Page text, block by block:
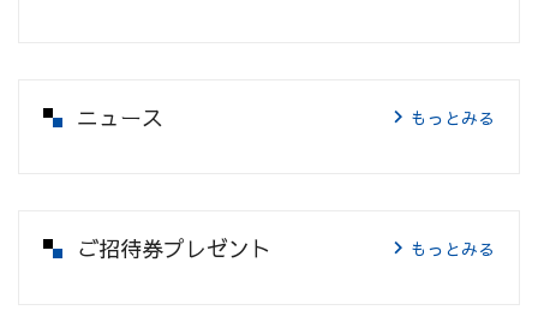
ニュース もっとみる
ご招待券プレゼント もっとみる